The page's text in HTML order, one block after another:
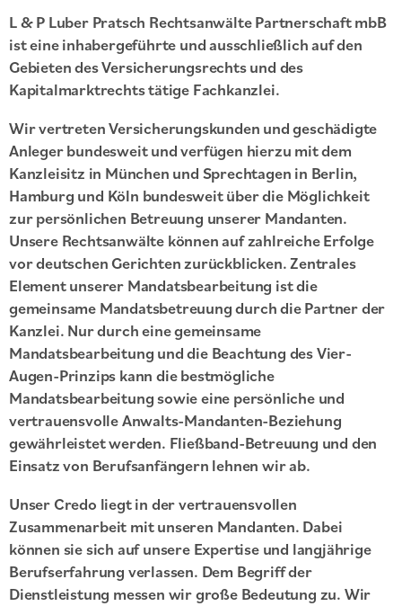
L & P Luber Pratsch Rechtsanwälte Partnerschaft mbB
ist eine inhabergeführte und ausschließlich auf den
Gebieten des Versicherungsrechts und des
Kapitalmarktrechts tätige Fachkanzlei.
Wir vertreten Versicherungskunden und geschädigte
Anleger bundesweit und verfügen hierzu mit dem
Kanzleisitz in München und Sprechtagen in Berlin,
Hamburg und Köln bundesweit über die Möglichkeit
zur persönlichen Betreuung unserer Mandanten.
Unsere Rechtsanwälte können auf zahlreiche Erfolge
vor deutschen Gerichten zurückblicken. Zentrales
Element unserer Mandatsbearbeitung ist die
gemeinsame Mandatsbetreuung durch die Partner der
Kanzlei. Nur durch eine gemeinsame
Mandatsbearbeitung und die Beachtung des Vier-
Augen-Prinzips kann die bestmögliche
Mandatsbearbeitung sowie eine persönliche und
vertrauensvolle Anwalts-Mandanten-Beziehung
gewährleistet werden. Fließband-Betreuung und den
Einsatz von Berufsanfängern lehnen wir ab.
Unser Credo liegt in der vertrauensvollen
Zusammenarbeit mit unseren Mandanten. Dabei
können sie sich auf unsere Expertise und langjährige
Berufserfahrung verlassen. Dem Begriff der
Dienstleistung messen wir große Bedeutung zu. Wir